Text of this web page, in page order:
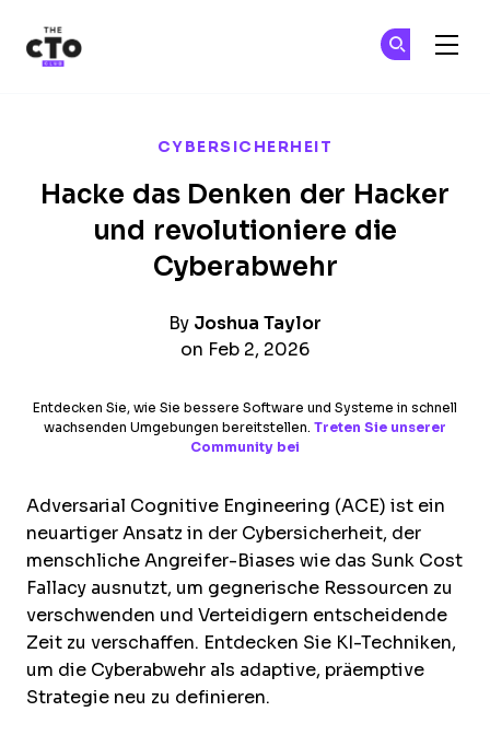
CYBERSICHERHEIT
Hacke das Denken der Hacker
und revolutioniere die
Cyberabwehr
By Joshua Taylor
on Feb 2, 2026
Entdecken Sie, wie Sie bessere Software und Systeme in schnell
wachsenden Umgebungen bereitstellen. Treten Sie unserer
Community bei
Adversarial Cognitive Engineering (ACE) ist ein
neuartiger Ansatz in der Cybersicherheit, der
menschliche Angreifer-Biases wie das Sunk Cost
Fallacy ausnutzt, um gegnerische Ressourcen zu
verschwenden und Verteidigern entscheidende
Zeit zu verschaffen. Entdecken Sie KI-Techniken,
um die Cyberabwehr als adaptive, präemptive
Strategie neu zu definieren.